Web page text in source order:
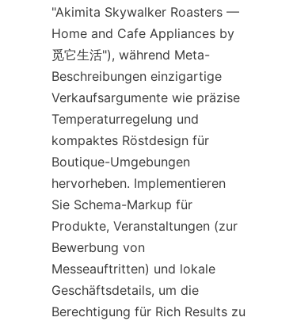
"Akimita Skywalker Roasters —
Home and Cafe Appliances by
觅它生活"), während Meta-
Beschreibungen einzigartige
Verkaufsargumente wie präzise
Temperaturregelung und
kompaktes Röstdesign für
Boutique-Umgebungen
hervorheben. Implementieren
Sie Schema-Markup für
Produkte, Veranstaltungen (zur
Bewerbung von
Messeauftritten) und lokale
Geschäftsdetails, um die
Berechtigung für Rich Results zu